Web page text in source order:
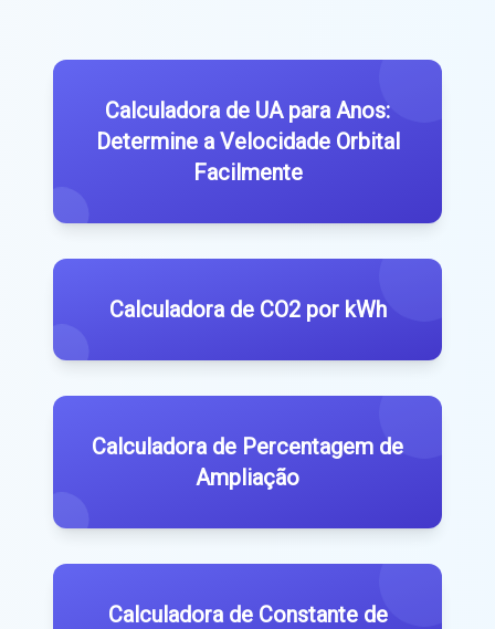
Calculadora de UA para Anos:
Determine a Velocidade Orbital
Facilmente
Calculadora de CO2 por kWh
Calculadora de Percentagem de
Ampliação
Calculadora de Constante de